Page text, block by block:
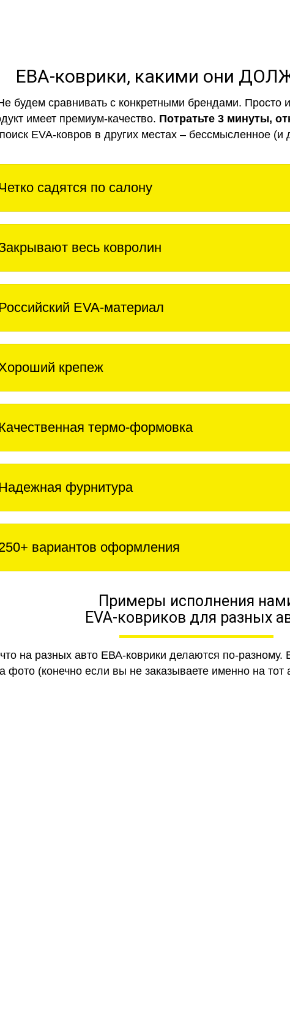
ЕВА-коврики, какими они
сравнивать с конкретными брендами. Просто
имеет премиум-качество. Потратьте 3 минуты,
EVA-ковров в других местах – бессмысленное (и
садятся по салону
весь ковролин
EVA-материал
крепеж
термо-формовка
фурнитура
вариантов оформления
Примеры исполнения
EVA-ковриков для разных
на разных авто ЕВА-коврики делаются по-
фото (конечно если вы не заказываете именно на тот